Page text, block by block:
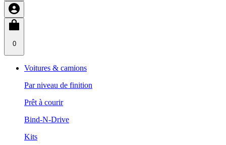
0
Voitures & camions
Par niveau de finition
Prêt à courir
Bind-N-Drive
Kits